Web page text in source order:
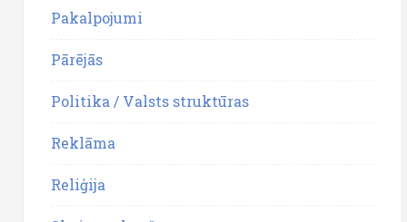
Pakalpojumi
Pārējās
Politika / Valsts struktūras
Reklāma
Reliģija